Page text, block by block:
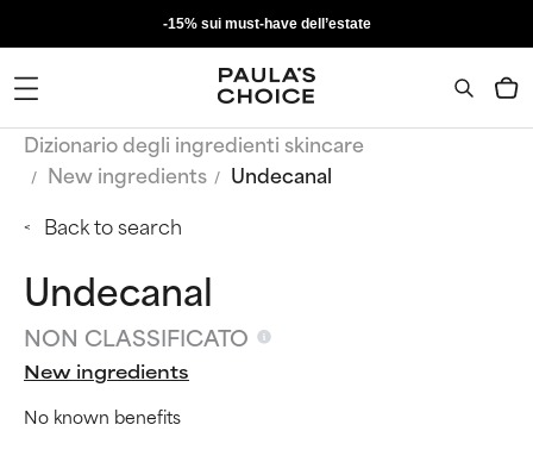
-15% sui must-have dell’estate
Dizionario degli ingredienti skincare
New ingredients
Undecanal
Back to search
Undecanal
NON CLASSIFICATO
New ingredients
No known benefits